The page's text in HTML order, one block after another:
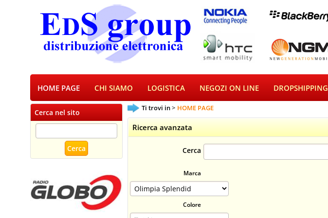
HOME PAGE CHI SIAMO LOGISTICA NEGOZI ON LINE DROPSHIPPING
Cerca nel sito Ti trovi in HOME PAGE
Ricerca avanzata
Cerca
Marca
Colore